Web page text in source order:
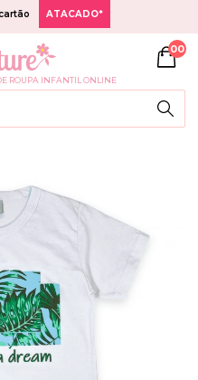
ATACADO*
ROUPA INFANTIL ONLINE
00